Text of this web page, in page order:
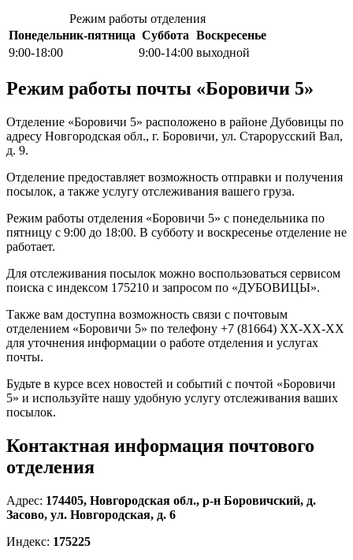
Режим работы отделения
Понедельник-пятница Суббота Воскресенье
9:00-18:00
9:00-14:00 выходной
Режим работы почты «Боровичи 5»
Отделение «Боровичи 5» расположено в районе Дубовицы по
адресу Новгородская обл., г. Боровичи, ул. Старорусский Вал,
д. 9.
Отделение предоставляет возможность отправки и получения
посылок, а также услугу отслеживания вашего груза.
Режим работы отделения «Боровичи 5» с понедельника по
пятницу с 9:00 до 18:00. В субботу и воскресенье отделение не
работает.
Для отслеживания посылок можно воспользоваться сервисом
поиска с индексом 175210 и запросом по «ДУБОВИЦЫ».
Также вам доступна возможность связи с почтовым
отделением «Боровичи 5» по телефону +7 (81664) XX-XX-XX
для уточнения информации о работе отделения и услугах
почты.
Будьте в курсе всех новостей и событий с почтой «Боровичи
5» и используйте нашу удобную услугу отслеживания ваших
посылок.
Контактная информация почтового
отделения
Адрес: 174405, Новгородская обл., р-н Боровичский, д.
Засово, ул. Новгородская, д. 6
Индекс: 175225